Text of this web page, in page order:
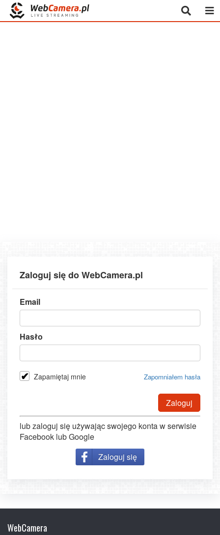
Zaloguj się do WebCamera.pl
Email
Hasło
Zapamiętaj mnie Zapomniałem hasła
Zaloguj
lub zaloguj się używając swojego konta w serwisie
Facebook lub Google
Zaloguj się
WebCamera